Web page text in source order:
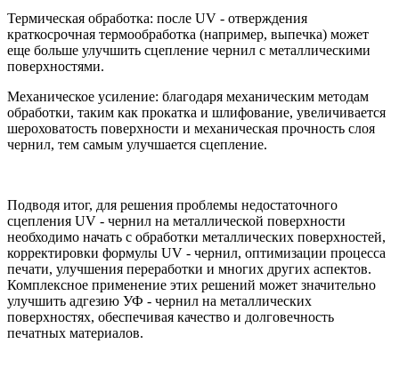
Термическая обработка: после UV - отверждения
краткосрочная термообработка (например, выпечка) может
еще больше улучшить сцепление чернил с металлическими
поверхностями.
Механическое усиление: благодаря механическим методам
обработки, таким как прокатка и шлифование, увеличивается
шероховатость поверхности и механическая прочность слоя
чернил, тем самым улучшается сцепление.
Подводя итог, для решения проблемы недостаточного
сцепления UV - чернил на металлической поверхности
необходимо начать с обработки металлических поверхностей,
корректировки формулы UV - чернил, оптимизации процесса
печати, улучшения переработки и многих других аспектов.
Комплексное применение этих решений может значительно
улучшить адгезию УФ - чернил на металлических
поверхностях, обеспечивая качество и долговечность
печатных материалов.